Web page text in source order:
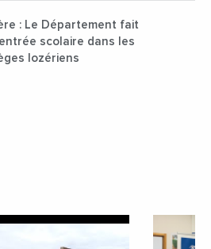
: Le Département fait
scolaire dans les
lozériens